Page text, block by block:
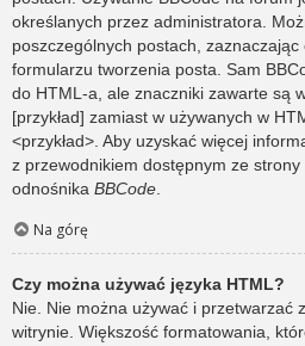
określanych przez administratora.
poszczególnych postach,
formularzu tworzenia posta. Sam
do HTML-a, ale znaczniki zawarte są
[przykład] zamiast w używanych w
<przykład>. Aby uzyskać więcej
z przewodnikiem dostępnym ze
odnośnika BBCode
Na górę
Czy można używać języka HTML?
Nie. Nie można używać i przetwarzać
witrynie. Większość formatowania,